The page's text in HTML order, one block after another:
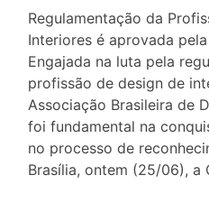
Regulamentação da
Interiores é aprovada
Engajada na luta pela
profissão de design de
Associação Brasileira de
foi fundamental na
no processo de
Brasília, ontem (25/06), a